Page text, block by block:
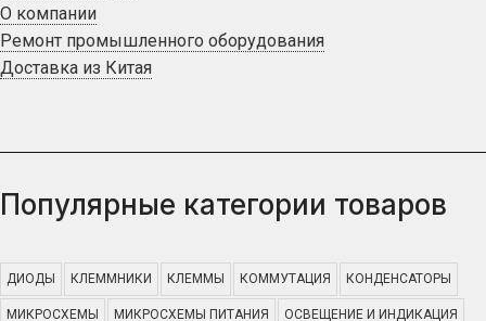
О компании
Ремонт промышленного оборудования
Доставка из Китая
Популярные категории товаров
ДИОДЫ КЛЕММНИКИ КЛЕММЫ КОММУТАЦИЯ КОНДЕНСАТОРЫ
МИКРОСХЕМЫ МИКРОСХЕМЫ ПИТАНИЯ ОСВЕЩЕНИЕ И ИНДИКАЦИЯ